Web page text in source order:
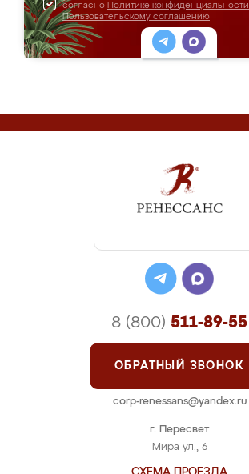
согласно Политике конфиденциальности
Пользовательскому соглашению
г. Пересвет
Мира ул., 6
8 (800) 511-89-55
ОБРАТНЫЙ ЗВОНОК
corp-renessans@yandex.ru